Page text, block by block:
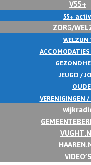
V55+
55+
ZORG/
JEUGD /
VERENIGINGEN
VIDEO’S